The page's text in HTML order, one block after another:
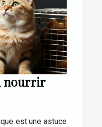
nourrir
est une astuce